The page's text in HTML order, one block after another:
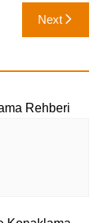
Next